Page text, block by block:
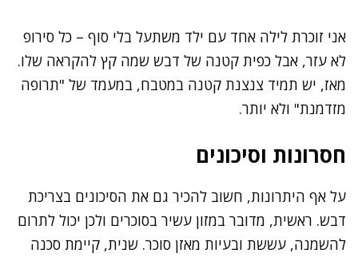
אני זוכרת לילה אחד עם ילד משתעל בלי סוף – כל סירופ
לא עזר, אבל כפית קטנה של דבש שמה קץ להקראה שלו.
מאז, יש תמיד צנצנת קטנה במטבח, במעמד של "תרופה
מזדמנת" ולא יותר.
חסרונות וסיכונים
על אף היתרונות, חשוב להכיר גם את הסיכונים בצריכת
דבש. ראשית, מדובר במזון עשיר בסוכרים ולכן יכול לתרום
להשמנה, עששת ובעיות מאזן סוכר. שנית, קיימת סכנה